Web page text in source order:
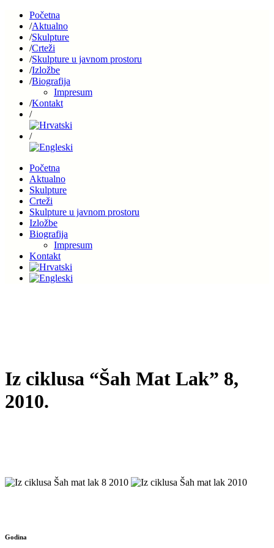
Početna
Aktualno
Skulpture
Crteži
Skulpture u javnom prostoru
Izložbe
Biografija
Impresum
Kontakt
Početna
Aktualno
Skulpture
Crteži
Skulpture u javnom prostoru
Izložbe
Biografija
Impresum
Kontakt
Iz ciklusa “Šah Mat Lak” 8,
2010.
Godina